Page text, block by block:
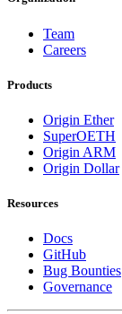
Team
Careers
Products
Origin Ether
SuperOETH
Origin ARM
Origin Dollar
Resources
Docs
GitHub
Bug Bounties
Governance